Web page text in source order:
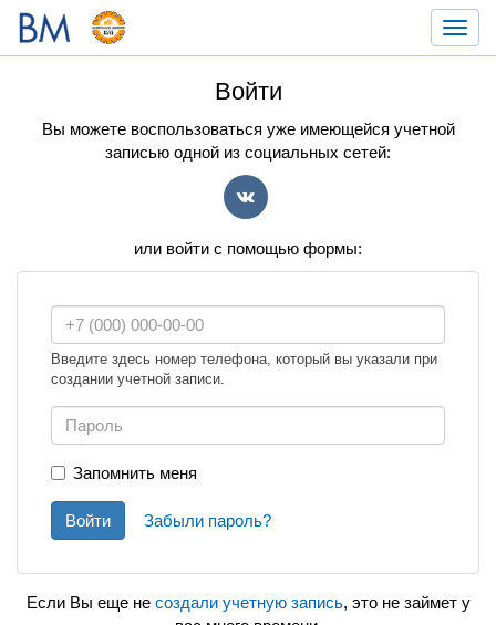
Войти
Вы можете воспользоваться уже имеющейся учетной
записью одной из социальных сетей:
или войти с помощью формы:
Введите здесь номер телефона, который вы указали при
создании учетной записи.
Запомнить меня
Войти Забыли пароль?
Если Вы еще не создали учетную запись, это не займет у